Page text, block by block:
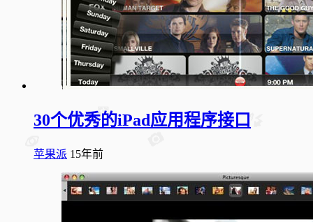
30个优秀的iPad应用程序接口
苹果派 15年前